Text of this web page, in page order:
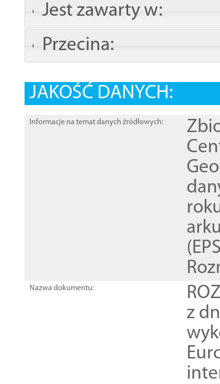
Jest zawarty w:
Przecina:
JAKOŚĆ DANYCH:
Informacje na temat danych źródłowych:
Nazwa dokumentu:
z